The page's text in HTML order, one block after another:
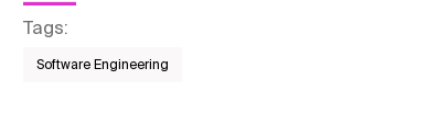
Tags:
Software Engineering